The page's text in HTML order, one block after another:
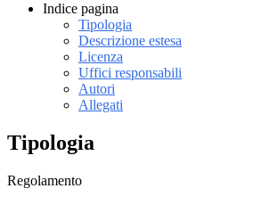
Indice pagina
Tipologia
Descrizione estesa
Licenza
Uffici responsabili
Autori
Allegati
Tipologia
Regolamento